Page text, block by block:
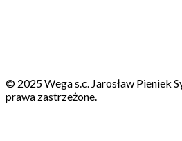
© 2025 Wega s.c. Jarosław Pieniek
prawa zastrzeżone.